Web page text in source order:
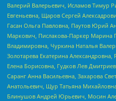
Валерий Валерьевич, Исламов Тимур
Евгеньевна, Щаров Сергей
Гасан Ольга Павловна, Паутов Юрий
Маркович, Пислакова-Паркер Марина
Владимировна, Чуркина Наталья
Золотарева Екатерина
Елена Борисовна, Гудков Лев
Саранг Анна Васильевна, Захарова
Анатольевич, Щур Татьяна
Блинушов Андрей Юрьевич, Мосин